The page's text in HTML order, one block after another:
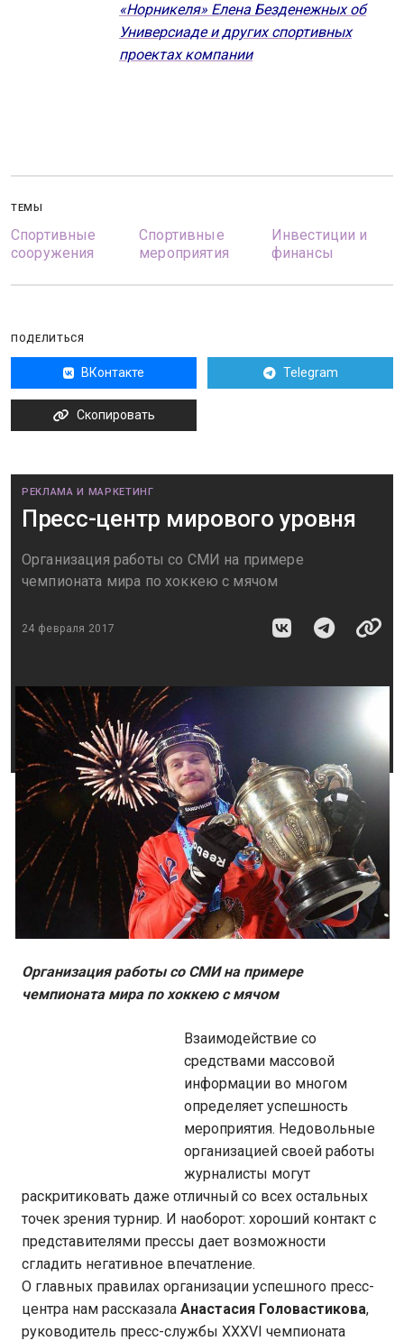
«Норникеля» Елена Безденежных об
Универсиаде и других спортивных
проектах компании
ТЕМЫ
Спортивные
сооружения
Спортивные
мероприятия
Инвестиции и
финансы
ПОДЕЛИТЬСЯ
ВКонтакте Telegram
Скопировать
РЕКЛАМА И МАРКЕТИНГ
Пресс-центр мирового уровня
Организация работы со СМИ на примере
чемпионата мира по хоккею с мячом
24 февраля 2017
Организация работы со СМИ на примере
чемпионата мира по хоккею с мячом
Взаимодействие со
средствами массовой
информации во многом
определяет успешность
мероприятия. Недовольные
организацией своей работы
журналисты могут
раскритиковать даже отличный со всех остальных
точек зрения турнир. И наоборот: хороший контакт с
представителями прессы дает возможности
сгладить негативное впечатление.
О главных правилах организации успешного пресс-
центра нам рассказала Анастасия Головастикова,
руководитель пресс-службы XXXVI чемпионата